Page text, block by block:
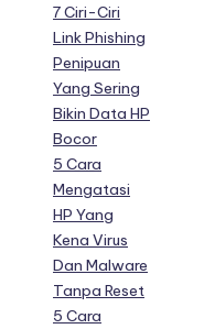
7 Ciri-Ciri
Link Phishing
Penipuan
Yang Sering
Bikin Data HP
Bocor
5 Cara
Mengatasi
HP Yang
Kena Virus
Dan Malware
Tanpa Reset
5 Cara